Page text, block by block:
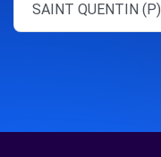
SAINT QUENTIN (P)